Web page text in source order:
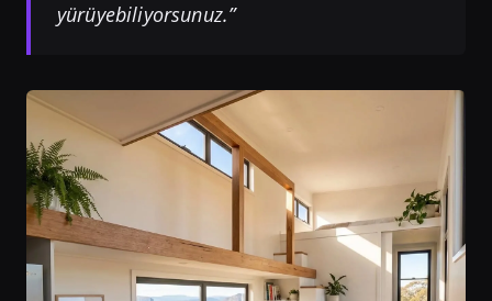
yürüyebiliyorsunuz.”